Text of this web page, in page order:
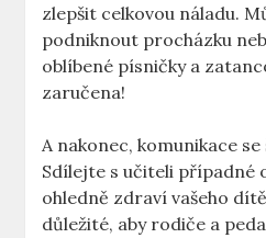
zlepšit celkovou náladu.
podniknout procházku
oblíbené písničky a
zaručena!
A nakonec, komunikace
Sdílejte s učiteli případné
ohledně zdraví vašeho
důležité, aby rodiče a